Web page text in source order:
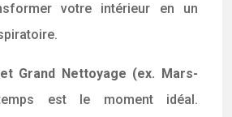
votre intérieur en un
Grand Nettoyage (ex. Mars-
est le moment idéal.